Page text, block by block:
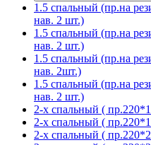
1.5 спальный (пр.на
нав. 2 шт.)
1.5 спальный (пр.на
нав. 2 шт.)
1.5 спальный (пр.на
нав. 2шт.)
1.5 спальный (пр.на
нав. 2 шт.)
2-х спальный (
2-х спальный (
2-х спальный (